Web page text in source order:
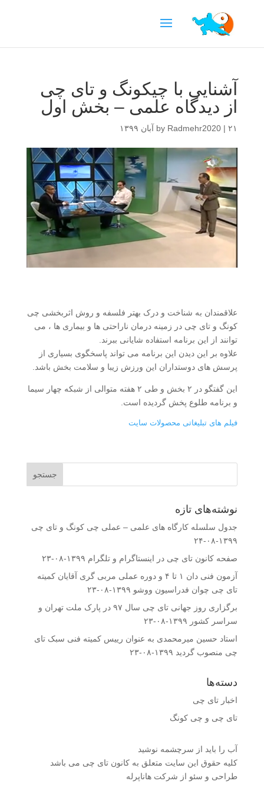
آشنایی با چیکونگ و تای چی
از دیدگاه علمی – بخش اول
by Radmehr2020 |۲۱ آبان ۱۳۹۹
علاقمندان به شناخت و درک بهتر فلسفه و روش اثربخشی چی
کونگ و تای چی در زمینه درمان ناراحتی ها و بیماری ها ، می
توانند از این برنامه استفاده شایانی ببرند.
علاوه بر این دیدن این برنامه می تواند پاسخگوی بسیاری از
پرسش های دوستداران این ورزش زیبا و سلامت بخش باشد.
این گفتگو در ۲ بخش و طی ۲ هفته متوالی از شبکه چهار سیما
و برنامه طلوع پخش گردیده است.
فیلم های تبلیغاتی محصولات سایت
نوشته‌های تازه
جدول سلسله کارگاه های علمی – عملی چی کونگ و تای چی
۱۳۹۹-۰۸-۲۴
صفحه کانون تای چی در اینستاگرام و تلگرام ۱۳۹۹-۰۸-۲۳
آزمون فنی دان ۱ تا ۴ و دوره عملی مربی گری آقایان کمیته
تای چی چوان فدراسیون ووشو ۱۳۹۹-۰۸-۲۳
برگزاری روز جهانی تای چی سال ۹۷ در پارک ملت تهران و
سراسر کشور ۱۳۹۹-۰۸-۲۳
استاد حسین میرمحمدى به عنوان رییس کمیته فنى سبک تای
چی منصوب گردید ۱۳۹۹-۰۸-۲۳
دسته‌ها
اخبار تای چی
تای چی و چی کونگ
آب را باید از سرچشمه نوشید
کلیه حقوق این سایت متعلق به کانون تای چی می باشد
طراحی و سئو از شرکت هاناپرله